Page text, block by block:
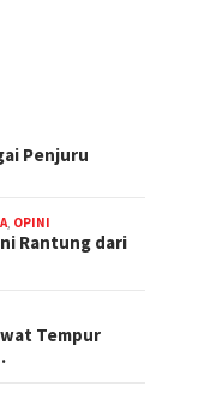
Penjuru
, OPINI
Rantung dari
Tempur